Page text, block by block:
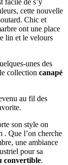
cette nouvelle
Chic et
ont une place
lin et le velours
unes des
collection canapé
au fil des
son style on
. Que l’on cherche
une ambiance
pour sa
convertible.